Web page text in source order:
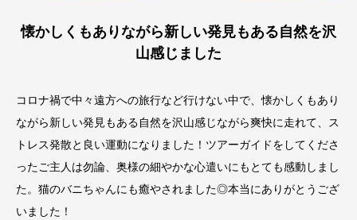
懐かしくもありながら新しい発見もある自然を沢
山感じました
コロナ禍で中々遠方への旅行など行けない中で、懐かしくもあり
ながら新しい発見もある自然を沢山感じながら爽快に走れて、ス
トレス発散と良い運動になりました！ツアーガイドをしてくださ
ったご主人は勿論、奥様の細やかな心遣いにもとても感動しまし
た。猫のバニちゃんにも癒やされました◎本当にありがとうござ
いました！